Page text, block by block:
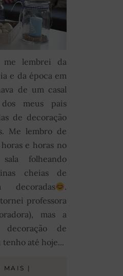
me lembrei da
e da época em
de um casal
meus pais
de decoração
Me lembro de
e horas no
folheando
cheias de
decoradas
.
professora
mas a
de
tenho até hoje...
MAIS |